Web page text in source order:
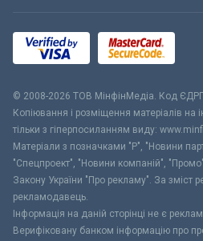
© 2008-2026 ТОВ МiнфiнМедiа. Код
Копіювання і розміщення матеріалів на
тільки з гіперпосиланням виду:
Матеріали з позначками "Р", "Новини
"Спецпроект", "Новини компаній",
Закону України "Про рекламу". За зміст
рекламодавець.
Інформація на даній сторінці не є
Верифіковану банком інформацію про